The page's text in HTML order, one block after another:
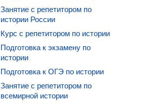
Занятие с репетитором по
истории России
Курс с репетитором по истории
Подготовка к экзамену по
истории
Подготовка к ОГЭ по истории
Занятие с репетитором по
всемирной истории